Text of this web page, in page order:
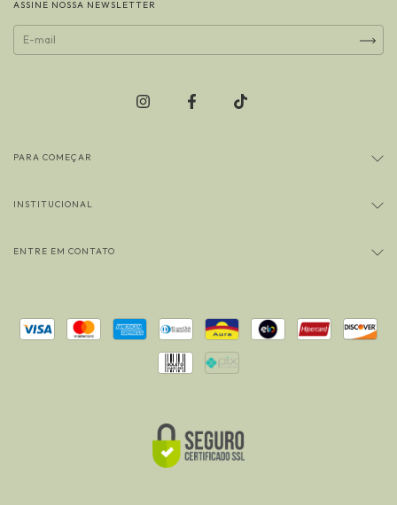
ASSINE NOSSA NEWSLETTER
PARA COMEÇAR
INSTITUCIONAL
ENTRE EM CONTATO